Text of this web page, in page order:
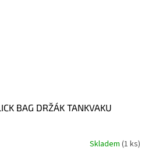
BAG DRŽÁK TANKVAKU
Skladem (1 ks)